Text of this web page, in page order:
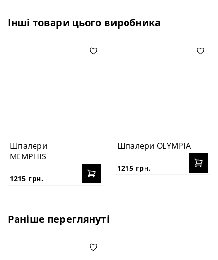
Інші товари цього виробника
Шпалери
MEMPHIS
1215 грн.
Шпалери OLYMPIA
1215 грн.
Раніше переглянуті